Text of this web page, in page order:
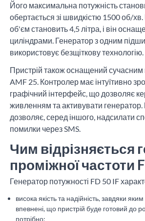
Його максимальна потужність
обертається зі швидкістю 1500 об/
об'єм становить 4,5 літра, і він
циліндрами. Генератор з одним
використовує безщіткову технологію.
Пристрій також оснащений
AMF 25. Контролер має інтуїтивно
графічний інтерфейс, що дозволяє
живленням та активувати генератор.
дозволяє, серед іншого, надсилати
помилки через SMS.
Чим відрізняється
проміжної частоти
Генератор потужності FD 50 IF
висока якість та надійність, завдяки
впевнені, що пристрій буде готовий до
потрібно;